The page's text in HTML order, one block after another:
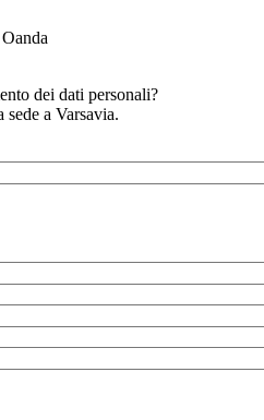
dei dati personali?
a Varsavia.